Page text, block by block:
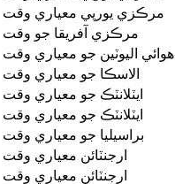
مرڪزي يورپي معياري وقت
مرڪزي آفريقا جو وقت
هوائي اليوٽين جو معياري وقت
الاسڪا جو معياري وقت
ايٽلانٽڪ جو معياري وقت
ايٽلانٽڪ جو معياري وقت
براسيليا جو معياري وقت
ارجنٽائن معياري وقت
ارجنٽائن معياري وقت